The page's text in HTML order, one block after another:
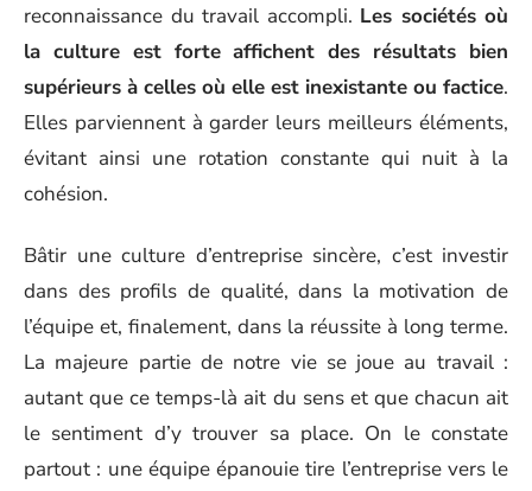
reconnaissance du travail accompli. Les sociétés où
la culture est forte affichent des résultats bien
supérieurs à celles où elle est inexistante ou factice.
Elles parviennent à garder leurs meilleurs éléments,
évitant ainsi une rotation constante qui nuit à la
cohésion.
Bâtir une culture d’entreprise sincère, c’est investir
dans des profils de qualité, dans la motivation de
l’équipe et, finalement, dans la réussite à long terme.
La majeure partie de notre vie se joue au travail :
autant que ce temps-là ait du sens et que chacun ait
le sentiment d’y trouver sa place. On le constate
partout : une équipe épanouie tire l’entreprise vers le